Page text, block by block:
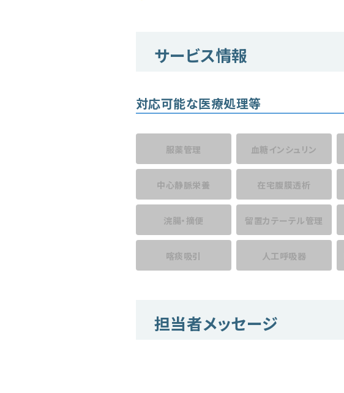
サービス情報
対応可能な医療処理等
服薬管理 血糖インシュリン
中心静脈栄養 在宅腹膜透析
浣腸・摘便 留置カテーテル管理
喀痰吸引 人工呼吸器
担当者メッセージ